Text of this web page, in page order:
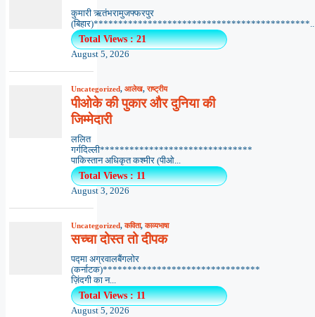
कुमारी ऋतंभरामुजफ्फरपुर
Total Views : 21
August 5, 2026
Uncategorized, आलेख,राष्ट्रीय
पीओके की पुकार और दुनिया की
जिम्मेदारी
ललित
गर्गदिल्ली*******************************
पाकिस्तान अधिकृत कश्मीर (पीओ...
Total Views : 11
August 3, 2026
Uncategorized,कविता,काव्यभाषा
सच्चा दोस्त तो दीपक
पद्मा अग्रवालबैंगलोर
(कर्नाटक)********************************
ज़िंदगी का न...
Total Views : 11
August 5, 2026